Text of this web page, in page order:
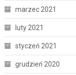
marzec 2021
luty 2021
styczeń 2021
grudzień 2020